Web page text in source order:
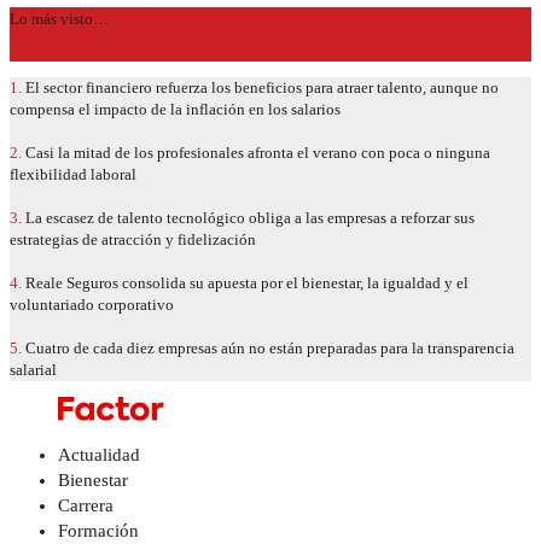
Lo más visto…
1. El sector financiero refuerza los beneficios para atraer talento, aunque no
compensa el impacto de la inflación en los salarios
2. Casi la mitad de los profesionales afronta el verano con poca o ninguna
flexibilidad laboral
3. La escasez de talento tecnológico obliga a las empresas a reforzar sus
estrategias de atracción y fidelización
4. Reale Seguros consolida su apuesta por el bienestar, la igualdad y el
voluntariado corporativo
5. Cuatro de cada diez empresas aún no están preparadas para la transparencia
salarial
Actualidad
Bienestar
Carrera
Formación